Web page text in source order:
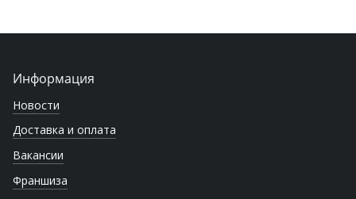
Информация
Новости
Доставка и оплата
Вакансии
Франшиза